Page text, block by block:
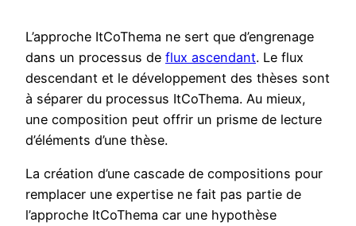
L’approche ItCoThema ne sert que d’engrenage
dans un processus de flux ascendant. Le flux
descendant et le développement des thèses sont
à séparer du processus ItCoThema. Au mieux,
une composition peut offrir un prisme de lecture
d’éléments d’une thèse.
La création d’une cascade de compositions pour
remplacer une expertise ne fait pas partie de
l’approche ItCoThema car une hypothèse